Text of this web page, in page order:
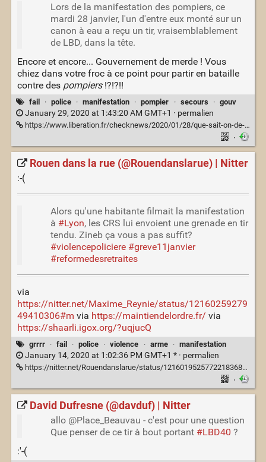
Lors de la manifestation des pompiers, ce
mardi 28 janvier, l'un d'entre eux monté sur un
canon à eau a reçu un tir, vraisemblablement
de LBD, dans la tête.
Encore et encore... Gouvernement de merde ! Vous
chiez dans votre froc à ce point pour partir en bataille
contre des pompiers!?!?!!
fail · police · manifestation · pompier · secours · gouv
January 29, 2020 at 1:43:20 AM GMT+1 · permalien
https://www.liberation.fr/checknews/2020/01/28/que-sait-on-de-cette-video-d-un-pompier-se-prenant-un-tir-de-lbd-dans-la-tete_1775786
·
Rouen dans la rue (@Rouendanslarue) | Nitter
:-(
Alors qu'une habitante filmait la manifestation
à #Lyon, les CRS lui envoient une grenade en tir
tendu. Zineb ça vous a pas suffit?
#violencepoliciere #greve11janvier
#reformedesretraites
via
https://nitter.net/Maxime_Reynie/status/12160259279
49410306#m via https://maintiendelordre.fr/ via
https://shaarli.igox.org/?uqjucQ
grrrr · fail · police · violence · arme · manifestation
January 14, 2020 at 1:02:36 PM GMT+1 * · permalien
https://nitter.net/Rouendanslarue/status/1216019525772218368#m
·
David Dufresne (@davduf) | Nitter
allo @Place_Beauvau - c'est pour une question
Que penser de ce tir à bout portant #LBD40 ?
:'-(